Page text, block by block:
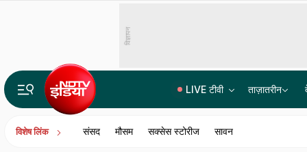
विज्ञापन
LIVE टीवी ताज़ातरीन
विशेष लिंक संसद मौसम सक्सेस स्टोरीज सावन